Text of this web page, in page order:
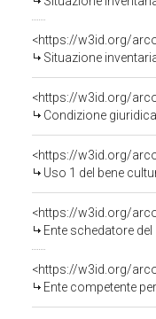
<https://w3id.org/
Situazione
Condizione
<https://w3id.org/
Uso 1 del bene
<https://w3id.org/
Ente schedatore del
<https://w3id.org/
Ente competente per